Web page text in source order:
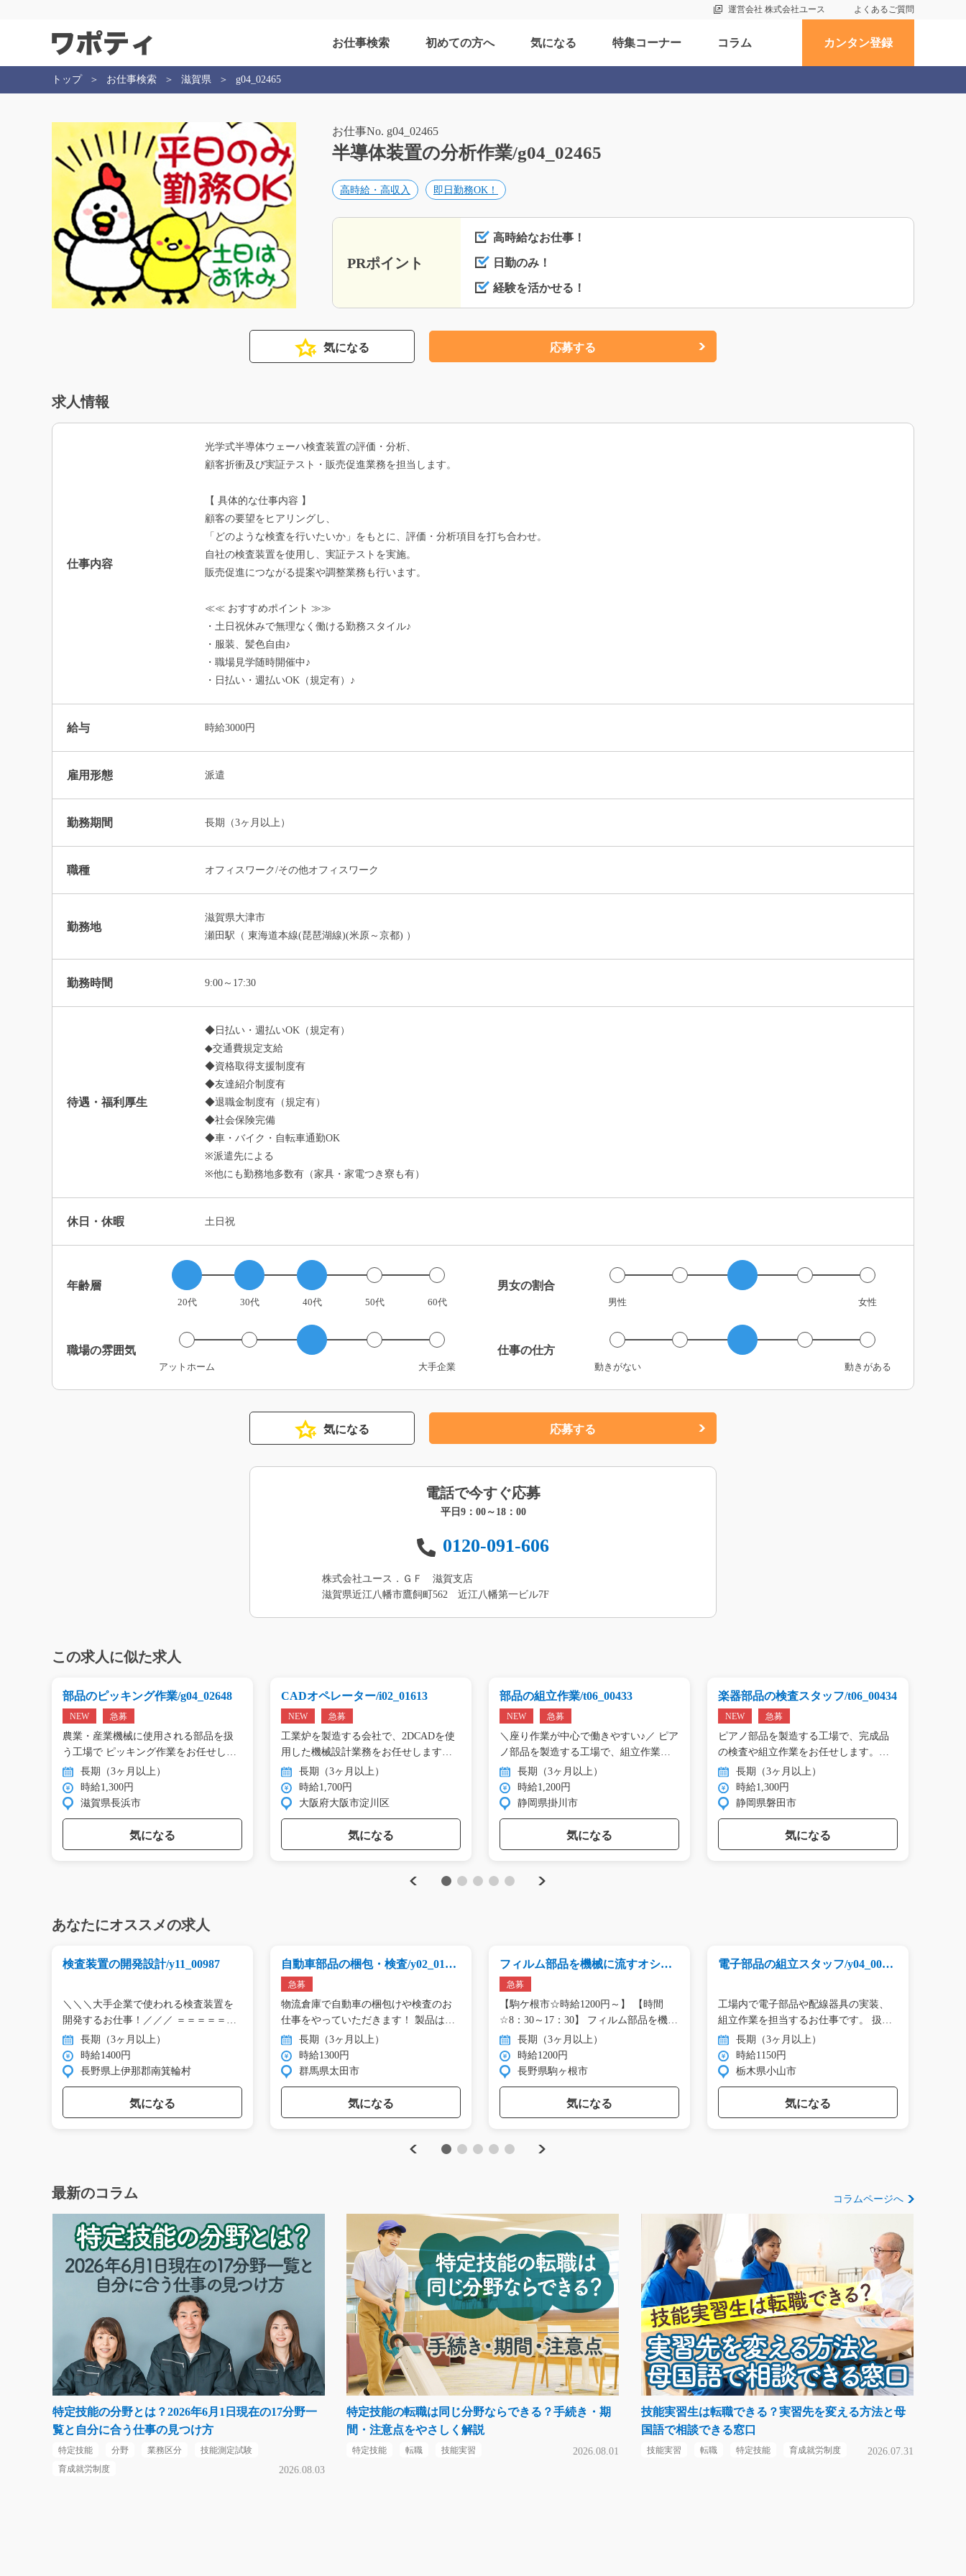
運営会社 株式会社ユース よくあるご質問
お仕事検索 初めての方へ 気になる 特集コーナー コラム カンタン登録
トップ お仕事検索 滋賀県 g04_02465
お仕事No. g04_02465
半導体装置の分析作業/g04_02465
高時給・高収入 即日勤務OK！
PRポイント
高時給なお仕事！
日勤のみ！
経験を活かせる！
気になる 応募する
求人情報
仕事内容
光学式半導体ウェーハ検査装置の評価・分析、
顧客折衝及び実証テスト・販売促進業務を担当します。
【 具体的な仕事内容 】
顧客の要望をヒアリングし、
「どのような検査を行いたいか」をもとに、評価・分析項目を打ち合わせ。
自社の検査装置を使用し、実証テストを実施。
販売促進につながる提案や調整業務も行います。
≪≪ おすすめポイント ≫≫
・土日祝休みで無理なく働ける勤務スタイル♪
・服装、髪色自由♪
・職場見学随時開催中♪
・日払い・週払いOK（規定有）♪
給与 時給3000円
雇用形態 派遣
勤務期間 長期（3ヶ月以上）
職種 オフィスワーク/その他オフィスワーク
勤務地
滋賀県大津市
瀬田駅（ 東海道本線(琵琶湖線)(米原～京都) ）
勤務時間 9:00～17:30
待遇・福利厚生
◆日払い・週払いOK（規定有）
◆交通費規定支給
◆資格取得支援制度有
◆友達紹介制度有
◆退職金制度有（規定有）
◆社会保険完備
◆車・バイク・自転車通勤OK
※派遣先による
※他にも勤務地多数有（家具・家電つき寮も有）
休日・休暇 土日祝
年齢層
20代 30代 40代 50代 60代
男女の割合
男性 女性
職場の雰囲気
アットホーム 大手企業
仕事の仕方
動きがない 動きがある
気になる 応募する
電話で今すぐ応募
平日9：00～18：00
0120-091-606
株式会社ユース．ＧＦ 滋賀支店
滋賀県近江八幡市鷹飼町562 近江八幡第一ビル7F
この求人に似た求人
Previous
部品のピッキング作業/g04_02648
NEW 急募
農業・産業機械に使用される部品を扱
う工場で ピッキング作業をお任せし
ま… 長期（3ヶ月以上）
時給1,300円
滋賀県長浜市
気になる
CADオペレーター/i02_01613
NEW 急募
工業炉を製造する会社で、2DCADを使
用した機械設計業務をお任せします。
…
長期（3ヶ月以上）
時給1,700円
大阪府大阪市淀川区
気になる
部品の組立作業/t06_00433
NEW 急募
＼座り作業が中心で働きやすい♪／ ピア
ノ部品を製造する工場で、組立作業…
長期（3ヶ月以上）
時給1,200円
静岡県掛川市
気になる
楽器部品の検査スタッフ/t06_00434
NEW 急募
ピアノ部品を製造する工場で、完成品
の検査や組立作業をお任せします。
目… 長期（3ヶ月以上）
時給1,300円
静岡県磐田市
気になる
Next
あなたにオススメの求人
Previous
検査装置の開発設計/y11_00987
＼＼＼大手企業で使われる検査装置を
開発するお仕事！／／／ ＝＝＝＝＝…
長期（3ヶ月以上）
時給1400円
長野県上伊那郡南箕輪村
気になる
自動車部品の梱包・検査/y02_0110
7急募
物流倉庫で自動車の梱包けや検査のお
仕事をやっていただきます！ 製品は
小… 長期（3ヶ月以上）
時給1300円
群馬県太田市
気になる
フィルム部品を機械に流すオシゴ
ト☆/y11_00568
急募
【駒ケ根市☆時給1200円～】 【時間
☆8：30～17：30】 フィルム部品を機械
に… 長期（3ヶ月以上）
時給1200円
長野県駒ヶ根市
気になる
電子部品の組立スタッフ/y04_0060
工場内で電子部品や配線器具の実装、
組立作業を担当するお仕事です。 扱…
長期（3ヶ月以上）
時給1150円
栃木県小山市
気になる
Next
最新のコラム コラムページへ
特定技能の分野とは？2026年6月1日現在の17分野一
覧と自分に合う仕事の見つけ方
特定技能 分野 業務区分
技能測定試験
育成就労制度
2026.08.03
特定技能の転職は同じ分野ならできる？手続き・期
間・注意点をやさしく解説
特定技能 転職 技能実習 2026.08.01
技能実習生は転職できる？実習先を変える方法と母
国語で相談できる窓口
技能実習 転職 特定技能 育成就労制度 2026.07.31